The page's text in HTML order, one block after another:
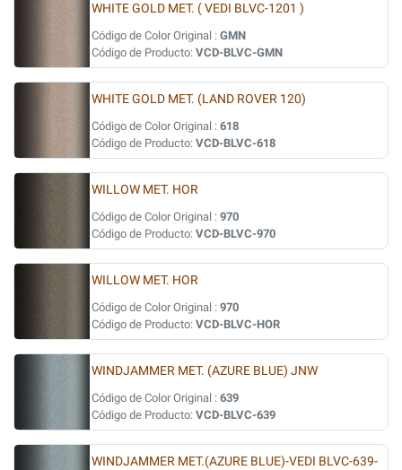
WHITE GOLD MET. ( VEDI BLVC-1201 )
Código de Color Original : GMN
Código de Producto: VCD-BLVC-GMN
WHITE GOLD MET. (LAND ROVER 120)
Código de Color Original : 618
Código de Producto: VCD-BLVC-618
WILLOW MET. HOR
Código de Color Original : 970
Código de Producto: VCD-BLVC-970
WILLOW MET. HOR
Código de Color Original : 970
Código de Producto: VCD-BLVC-HOR
WINDJAMMER MET. (AZURE BLUE) JNW
Código de Color Original : 639
Código de Producto: VCD-BLVC-639
WINDJAMMER MET.(AZURE BLUE)-VEDI BLVC-639-